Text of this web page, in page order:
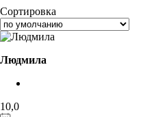
Сортировка
Людмила
10,0